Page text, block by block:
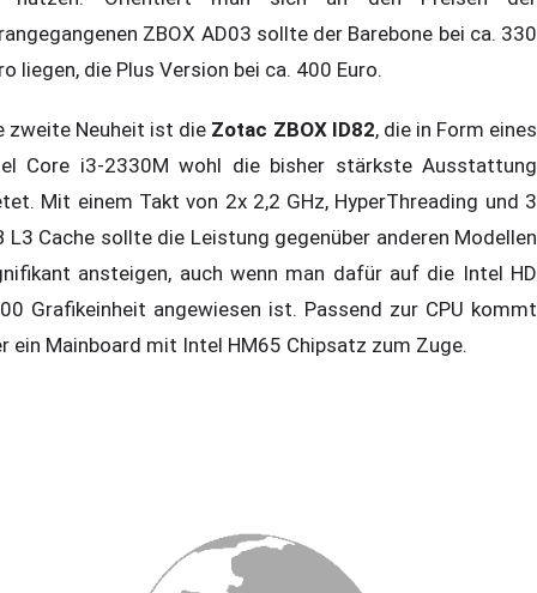
ZBOX AD03 sollte der Barebone bei ca. 330
liegen, die Plus Version bei ca. 400 Euro.
zweite Neuheit ist die Zotac ZBOX ID82, die in Form eines
Core i3-2330M wohl die bisher stärkste Ausstattung
Mit einem Takt von 2x 2,2 GHz, HyperThreading und 3
L3 Cache sollte die Leistung gegenüber anderen Modellen
ansteigen, auch wenn man dafür auf die Intel HD
Grafikeinheit angewiesen ist. Passend zur CPU kommt
ein Mainboard mit Intel HM65 Chipsatz zum Zuge.